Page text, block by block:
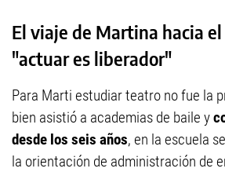
El viaje de Martina hacia
"actuar es liberador"
Para Marti estudiar teatro no fue la
bien asistió a academias de baile y
desde los seis años, en la escuela
la orientación de administración de